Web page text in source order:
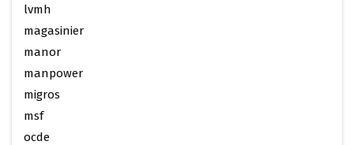
lvmh
magasinier
manor
manpower
migros
msf
ocde